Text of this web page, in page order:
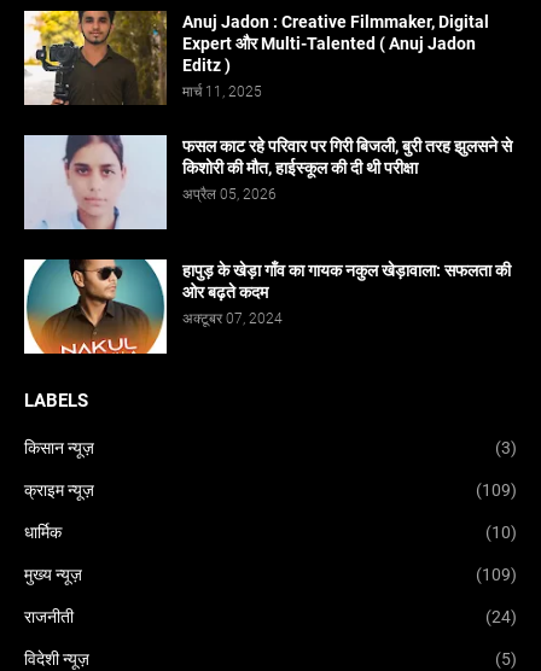
Anuj Jadon : Creative Filmmaker, Digital
Expert और Multi-Talented ( Anuj Jadon
Editz )
मार्च 11, 2025
फसल काट रहे परिवार पर गिरी बिजली, बुरी तरह झुलसने से
किशोरी की मौत, हाईस्कूल की दी थी परीक्षा
अप्रैल 05, 2026
हापुड़ के खेड़ा गाँव का गायक नकुल खेड़ावाला: सफलता की
ओर बढ़ते कदम
अक्टूबर 07, 2024
LABELS
किसान न्यूज़ (3)
क्राइम न्यूज़ (109)
धार्मिक (10)
मुख्य न्यूज़ (109)
राजनीती (24)
विदेशी न्यूज़ (5)